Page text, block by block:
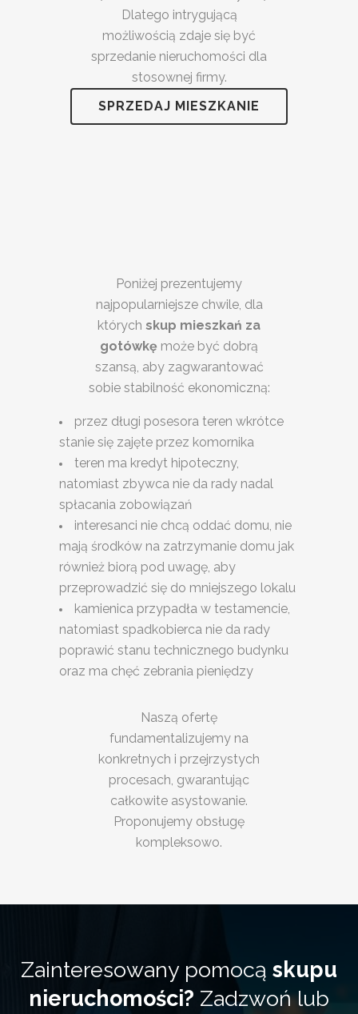
Dlatego intrygującą
możliwością zdaje się być
sprzedanie nieruchomości dla
stosownej firmy.
SPRZEDAJ MIESZKANIE
Poniżej prezentujemy
najpopularniejsze chwile, dla
których skup mieszkań za
gotówkę może być dobrą
szansą, aby zagwarantować
sobie stabilność ekonomiczną:
przez długi posesora teren wkrótce
stanie się zajęte przez komornika
teren ma kredyt hipoteczny,
natomiast zbywca nie da rady nadal
spłacania zobowiązań
interesanci nie chcą oddać domu, nie
mają środków na zatrzymanie domu jak
również biorą pod uwagę, aby
przeprowadzić się do mniejszego lokalu
kamienica przypadła w testamencie,
natomiast spadkobierca nie da rady
poprawić stanu technicznego budynku
oraz ma chęć zebrania pieniędzy
Naszą ofertę
fundamentalizujemy na
konkretnych i przejrzystych
procesach, gwarantując
całkowite asystowanie.
Proponujemy obsługę
kompleksowo.
Zainteresowany pomocą skupu
nieruchomości? Zadzwoń lub